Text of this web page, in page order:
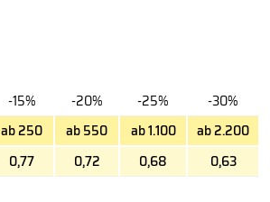
-15% -20% -25%
-30%
ab 250 ab 550 ab 1.100
ab 2.200
0,77 0,72 0,68 0,63